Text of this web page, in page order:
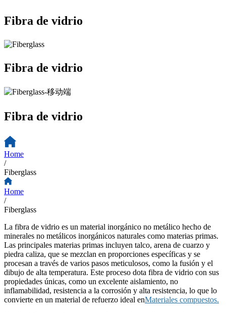
Fibra de vidrio
Fibra de vidrio
Fibra de vidrio
Home
/
Fiberglass
Home
/
Fiberglass
La fibra de vidrio es un material inorgánico no metálico hecho de
minerales no metálicos inorgánicos naturales como materias primas.
Las principales materias primas incluyen talco, arena de cuarzo y
piedra caliza, que se mezclan en proporciones específicas y se
procesan a través de varios pasos meticulosos, como la fusión y el
dibujo de alta temperatura. Este proceso dota fibra de vidrio con sus
propiedades únicas, como un excelente aislamiento, no
inflamabilidad, resistencia a la corrosión y alta resistencia, lo que lo
convierte en un material de refuerzo ideal enMateriales compuestos.